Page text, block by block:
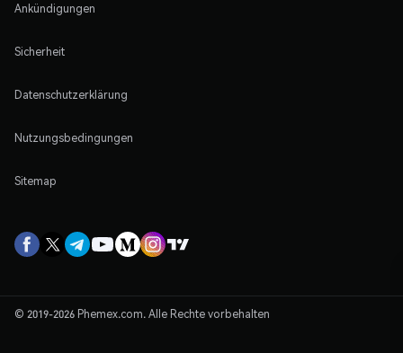
Ankündigungen
Sicherheit
Datenschutzerklärung
Nutzungsbedingungen
Sitemap
© 2019-2026 Phemex.com. Alle Rechte vorbehalten